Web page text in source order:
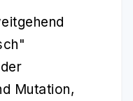
Mutation,